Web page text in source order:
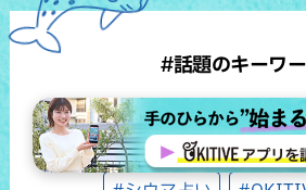
#話題のキーワ
#沖縄観光スポット #琉球ゴ